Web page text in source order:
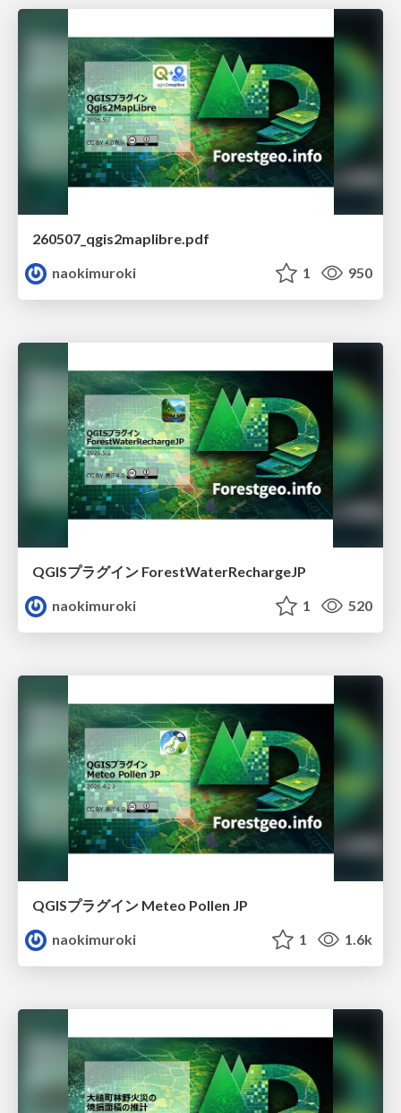
260507_qgis2maplibre.pdf
naokimuroki
1 950
QGISプラグイン ForestWaterRechargeJP
naokimuroki
1 520
QGISプラグイン Meteo Pollen JP
naokimuroki
1 1.6k